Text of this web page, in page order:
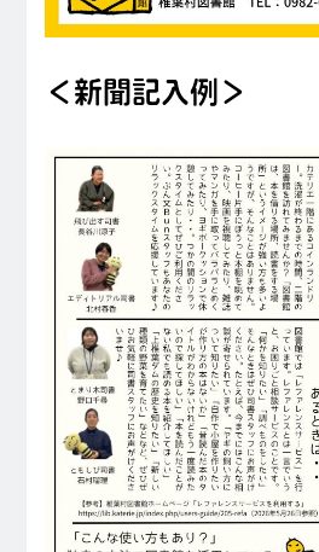
＜新聞記入例＞